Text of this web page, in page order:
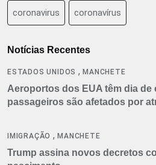
coronavirus coronavírus
Notícias Recentes
ESTADOS UNIDOS ,MANCHETE
Aeroportos dos EUA têm dia de
passageiros são afetados por
IMIGRAÇÃO ,MANCHETE
Trump assina novos decretos